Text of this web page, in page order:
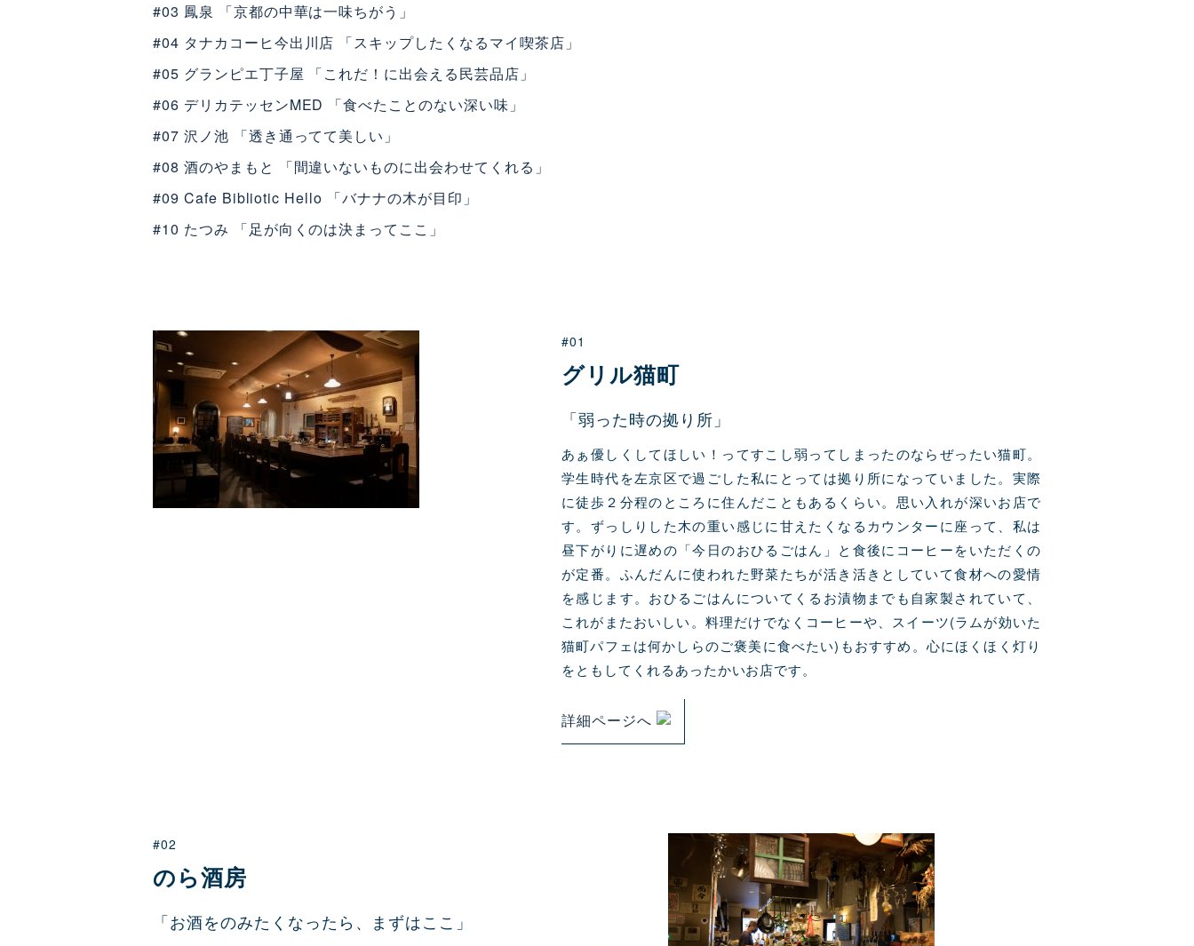
#03 鳳泉
「京都の中華は一味ちがう」
#04 タナカコーヒ今出川店 「スキップしたくなるマイ喫茶店」
#05 グランピエ丁子屋 「これだ！に出会える民芸品店」
#06 デリカテッセンMED
「食べたことのない深い味」
#07 沢ノ池 「透き通ってて美しい」
#08 酒のやまもと
「間違いないものに出会わせてくれる」
#09 Cafe Bibliotic Hello 「バナナの木が目印」
#10 たつみ 「足が向くのは決まってここ」
#01
グリル猫町
「弱った時の拠り所」
あぁ優しくしてほしい！ってすこし弱ってしまったのならぜったい猫町。
学生時代を左京区で過ごした私にとっては拠り所になっていました。実際
に徒歩２分程のところに住んだこともあるくらい。思い入れが深いお店で
す。ずっしりした木の重い感じに甘えたくなるカウンターに座って、私は
昼下がりに遅めの「今日のおひるごはん」と食後にコーヒーをいただくの
が定番。ふんだんに使われた野菜たちが活き活きとしていて食材への愛情
を感じます。おひるごはんについてくるお漬物までも自家製されていて、
これがまたおいしい。料理だけでなくコーヒーや、スイーツ(ラムが効いた
猫町パフェは何かしらのご褒美に食べたい)もおすすめ。心にほくほく灯り
をともしてくれるあったかいお店です。
詳細ページへ
#02
のら酒房
「お酒をのみたくなったら、まずはここ」